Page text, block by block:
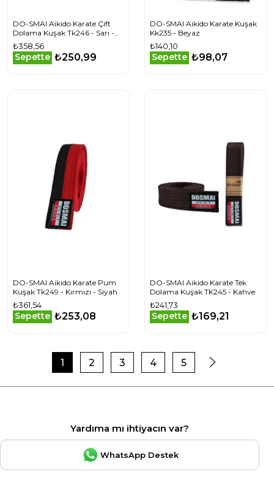
DO-SMAI Aikido Karate Çift
Dolama Kuşak Tk246 - Sarı -
Beyaz
₺358,56
Sepette ₺250,99
DO-SMAI Aikido Karate Kuşak
Kk235 - Beyaz
₺140,10
Sepette ₺98,07
DO-SMAI Aikido Karate Pum
Kuşak Tk249 - Kırmızı - Siyah
₺361,54
Sepette ₺253,08
DO-SMAI Aikido Karate Tek
Dolama Kuşak TK245 - Kahve
₺241,73
Sepette ₺169,21
1 2 3 4 5
Yardıma mı ihtiyacın var?
WhatsApp Destek